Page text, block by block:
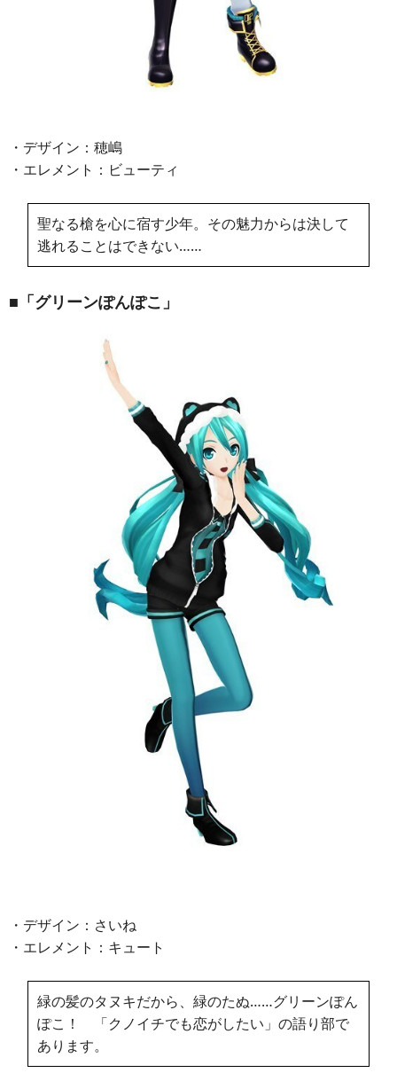
・デザイン：穂嶋
・エレメント：ビューティ
聖なる槍を心に宿す少年。その魅力からは決して
逃れることはできない……
■「グリーンぽんぽこ」
・デザイン：さいね
・エレメント：キュート
緑の髪のタヌキだから、緑のたぬ……グリーンぽん
ぽこ！ 「クノイチでも恋がしたい」の語り部で
あります。